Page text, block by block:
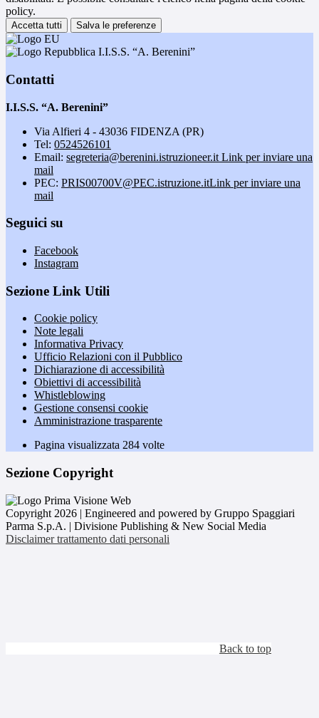
policy.
Accetta tutti Salva le preferenze
I.I.S.S. “A. Berenini”
Contatti
I.I.S.S. “A. Berenini”
Via Alfieri 4 - 43036 FIDENZA (PR)
Tel: 0524526101
Email: segreteria@berenini.istruzioneer.it Link per inviare una
mail
PEC: PRIS00700V@PEC.istruzione.itLink per inviare una
mail
Seguici su
Facebook
Instagram
Sezione Link Utili
Cookie policy
Note legali
Informativa Privacy
Ufficio Relazioni con il Pubblico
Dichiarazione di accessibilità
Obiettivi di accessibilità
Whistleblowing
Gestione consensi cookie
Amministrazione trasparente
Pagina visualizzata 284 volte
Sezione Copyright
Copyright 2026 | Engineered and powered by Gruppo Spaggiari
Parma S.p.A. | Divisione Publishing & New Social Media
Disclaimer trattamento dati personali
Back to top